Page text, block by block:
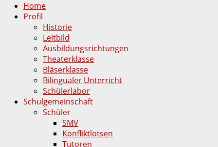
Home
Profil
Historie
Leitbild
Ausbildungsrichtungen
Theaterklasse
Bläserklasse
Bilingualer Unterricht
Schülerlabor
Schulgemeinschaft
Schüler
SMV
Konfliktlotsen
Tutoren